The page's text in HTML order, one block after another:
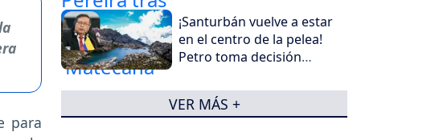
para
¡Santurbán vuelve a estar
en el centro de la pelea!
Petro toma decisión
VER MÁS +